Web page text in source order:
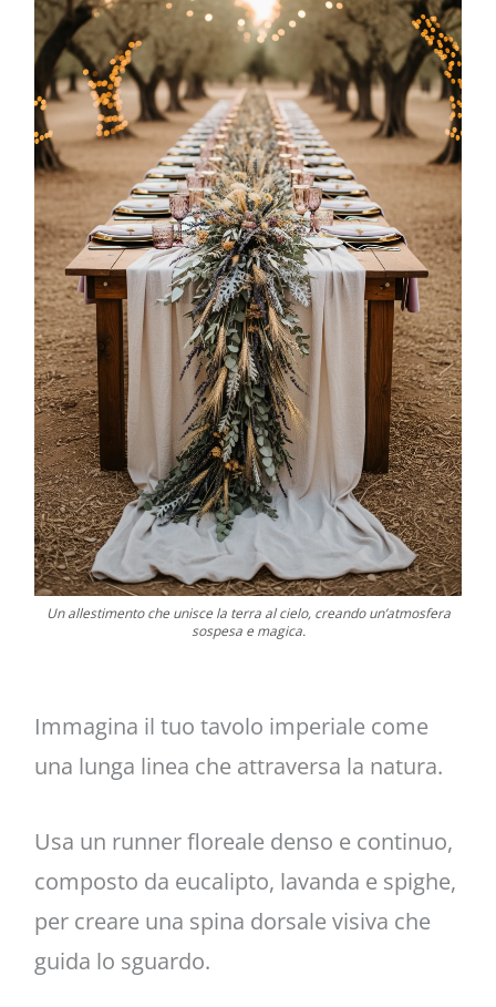
Un allestimento che unisce la terra al cielo, creando un’atmosfera
sospesa e magica.
Immagina il tuo tavolo imperiale come
una lunga linea che attraversa la natura.
Usa un runner floreale denso e continuo,
composto da eucalipto, lavanda e spighe,
per creare una spina dorsale visiva che
guida lo sguardo.